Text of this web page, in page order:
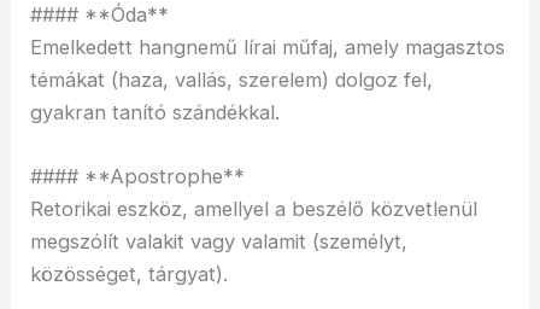
#### **Óda**
Emelkedett hangnemű lírai műfaj, amely magasztos
témákat (haza, vallás, szerelem) dolgoz fel,
gyakran tanító szándékkal.
#### **Apostrophe**
Retorikai eszköz, amellyel a beszélő közvetlenül
megszólít valakit vagy valamit (személyt,
közösséget, tárgyat).